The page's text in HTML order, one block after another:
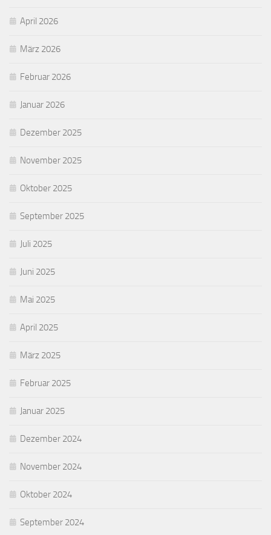
April 2026
März 2026
Februar 2026
Januar 2026
Dezember 2025
November 2025
Oktober 2025
September 2025
Juli 2025
Juni 2025
Mai 2025
April 2025
März 2025
Februar 2025
Januar 2025
Dezember 2024
November 2024
Oktober 2024
September 2024